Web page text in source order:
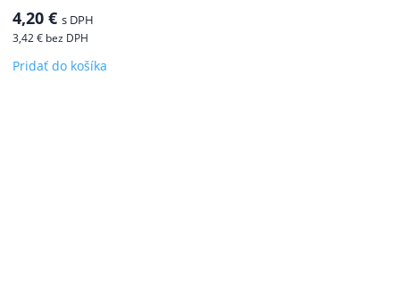
4,20 € s DPH
3,42€ bez DPH
Pridať do košíka